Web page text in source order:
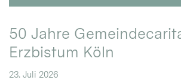
50 Jahre
Erzbistum Köln
23. Juli 2026